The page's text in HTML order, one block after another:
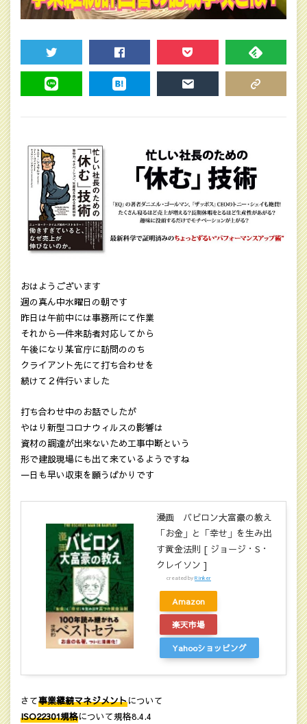
TWEET SHARE POCKET FEEDLY
おはようございます
週の真ん中水曜日の朝です
昨日は午前中には事務所にて作業
それから一件来訪者対応してから
午後になり某官庁に訪問ののち
クライアント先にて打ち合わせを
続けて２件行いました
打ち合わせ中のお話でしたが
やはり新型コロナウィルスの影響は
資材の調達が出来ないため工事中断という
形で建設現場にも出て来ているようですね
一日も早い収束を願うばかりです
漫画 バビロン大富豪の教え
「お金」と「幸せ」を生み出
す黄金法則 [ ジョージ・S・
クレイソン ]
created byRinker
Amazon
楽天市場
Yahooショッピング
さて事業継続マネジメントについて
ISO22301規格について規格8.4.4